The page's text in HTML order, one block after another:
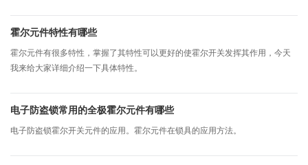
霍尔元件特性有哪些
霍尔元件有很多特性，掌握了其特性可以更好的使霍尔开关发挥其作用，今天
我来给大家详细介绍一下具体特性。
电子防盗锁常用的全极霍尔元件有哪些
电子防盗锁霍尔开关元件的应用。霍尔元件在锁具的应用方法。